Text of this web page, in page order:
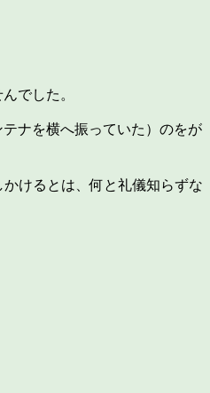
でした。
ナを横へ振っていた）のをが
けるとは、何と礼儀知らずな